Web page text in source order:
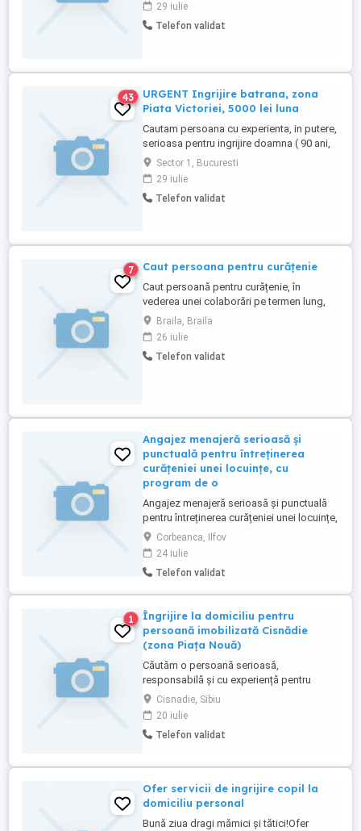
supraveghere, menaj, gatit Program :
intern cu 4 zile libere luna Salariul: 5000 lei
29 iulie
Telefon validat
43
URGENT Ingrijire batrana, zona
Piata Victoriei, 5000 lei luna
Cautam persoana cu experienta, in putere,
serioasa pentru ingrijire doamna ( 90 ani,
nevazatoare). Program : ingrijire si
supraveghere, preparat servit masa, menaj
usor al casei Salariul: 5000 lei luna
Program: intern cu 4 zile libere luna tel sau
Sector 1, Bucuresti
29 iulie
Telefon validat
7 Caut persoana pentru curățenie
Caut persoană pentru curățenie, în
vederea unei colaborări pe termen lung,
pentru un spatiu de 47 mp2. Îmi doresc
colaborarea cu o persoană serioasă,
responsabilă, atentă la detalii și
punctuală. Ofer seriozitate. Pentru mai
Braila, Braila
26 iulie
Telefon validat
Angajez menajeră serioasă și
punctuală pentru întreținerea
curățeniei unei locuințe, cu
program de o
Angajez menajeră serioasă și punctuală
pentru întreținerea curățeniei unei locuințe,
cu program de o singură zi pe săptămână.
Program: 1 zi pe săptămână (ziua se
stabilește de comun acord). Plată: 100
Euro zi (plata se face cash la sfârșitul zilei
Corbeanca, Ilfov
24 iulie
Telefon validat
1
Îngrijire la domiciliu pentru
persoană imobilizată Cisnădie
(zona Piața Nouă)
Căutăm o persoană serioasă,
responsabilă și cu experiență pentru
îngrijirea la domiciliu a unei persoane
bolnave care nu se poate deplasa.
Programul este la cerere, în funcție de
necesități: 1 2 vizite pe zi sau ocazional, la
răbdătoare și de încredere, care să ...
Cisnadie, Sibiu
20 iulie
Telefon validat
Ofer servicii de ingrijire copil la
domiciliu personal
Bună ziua dragi mămici și tătici!Ofer